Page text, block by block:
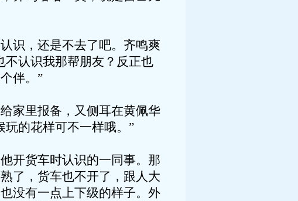
识，还是不去了吧。齐鸣爽
不认识我那帮朋友？反正也
伴。”
家里报备，又侧耳在黄佩华
的花样可不一样哦。”
开货车时认识的一同事。那
了，货车也不开了，跟人大
没有一点上下级的样子。外